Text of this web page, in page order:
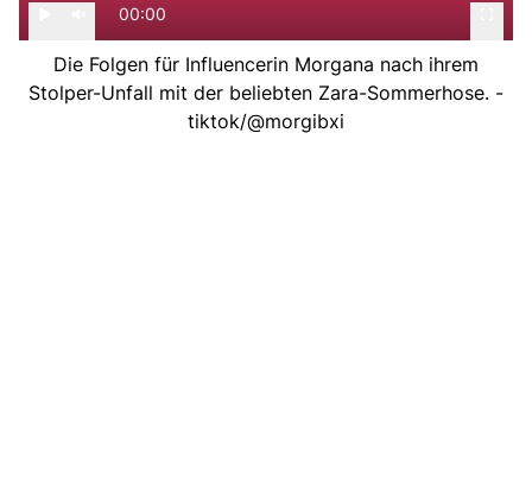
00:00
Die Folgen für Influencerin Morgana nach ihrem
Stolper-Unfall mit der beliebten Zara-Sommerhose. -
tiktok/@morgibxi